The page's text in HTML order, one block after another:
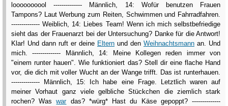
loooooooool -------------- Männlich, 14: Wofür benutzen Frauen
Tampons? Laut Werbung zum Reiten, Schwimmen und Fahrradfahren.
-------------- Weiblich, 14: Liebes Team! Wenn ich mich selbstbefriedige
sieht das der Frauenarzt bei der Untersuchung? Danke für die Antwort!
Klar! Und dann ruft er deine Eltern und den Weihnachtsmann an. Und
mich. -------------- Männlich, 14: Meine Kollegen reden immer von
"einem runter hauen". Wie funktioniert das? Stell dir eine flache Hand
vor, die dich mit voller Wucht an der Wange trifft. Das ist runterhauen.
-------------- Männlich, 15: Ich habe eine Frage. Letztlich waren auf
meiner Vorhaut ganz viele gelbliche Stückchen die ziemlich stark
rochen? Waswardas? *würg* Hast du Käse gepoppt? --------------